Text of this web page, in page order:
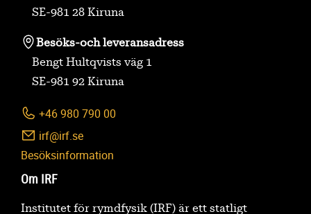
SE-981 28 Kiruna
Besöks-och leveransadress
Bengt Hultqvists väg 1
SE-981 92 Kiruna
+46 980 790 00
irf@irf.se
Besöksinformation
Om IRF
Institutet för rymdfysik (IRF) är ett statligt